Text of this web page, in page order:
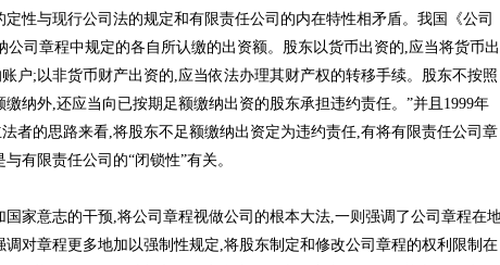
性与现行公司法的规定和有限责任公司的内在特性相矛盾。我国《公司
公司章程中规定的各自所认缴的出资额。股东以货币出资的,应当将货币出
户;以非货币财产出资的,应当依法办理其财产权的转移手续。股东不按照
纳外,还应当向已按期足额缴纳出资的股东承担违约责任。”并且1999年
者的思路来看,将股东不足额缴纳出资定为违约责任,有将有限责任公司章
有限责任公司的“闭锁性”有关。
家意志的干预,将公司章程视做公司的根本大法,一则强调了公司章程在
对章程更多地加以强制性规定,将股东制定和修改公司章程的权利限制在